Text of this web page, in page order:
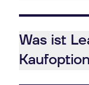
Was ist